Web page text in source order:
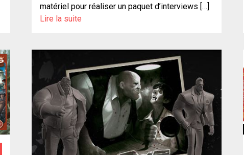
matériel pour réaliser un paquet d’interviews […]
Lire la suite